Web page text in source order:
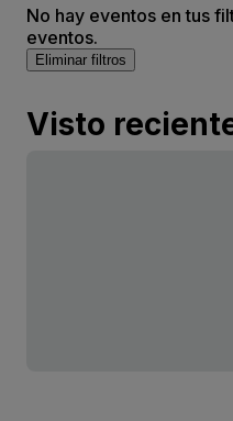
No hay eventos en tus
eventos.
Eliminar filtros
Visto